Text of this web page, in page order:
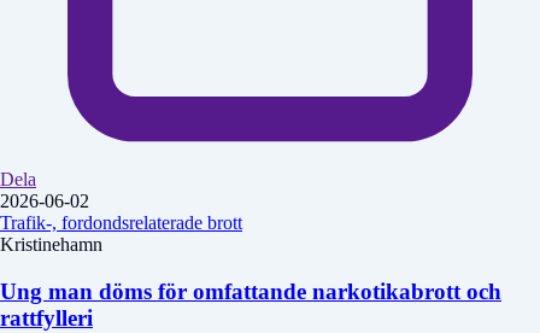
Dela
2026-06-02
Trafik-, fordondsrelaterade brott
Kristinehamn
Ung man döms för omfattande narkotikabrott och
rattfylleri